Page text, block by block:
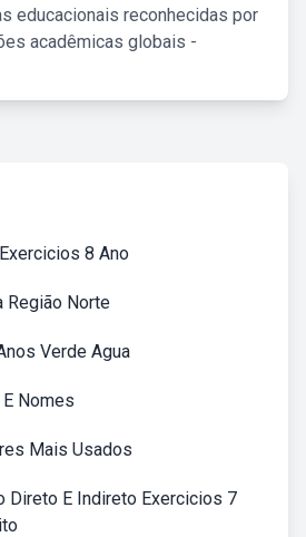
educacionais reconhecidas por
acadêmicas globais -
8 Ano
Região Norte
Verde Agua
Nomes
Mais Usados
Direto E Indireto Exercicios 7